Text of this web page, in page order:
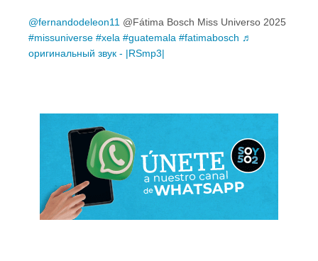
@fernandodeleon11 @Fátima Bosch Miss Universo 2025
#missuniverse #xela #guatemala #fatimabosch ♬
оригинальный звук - |RSmp3|